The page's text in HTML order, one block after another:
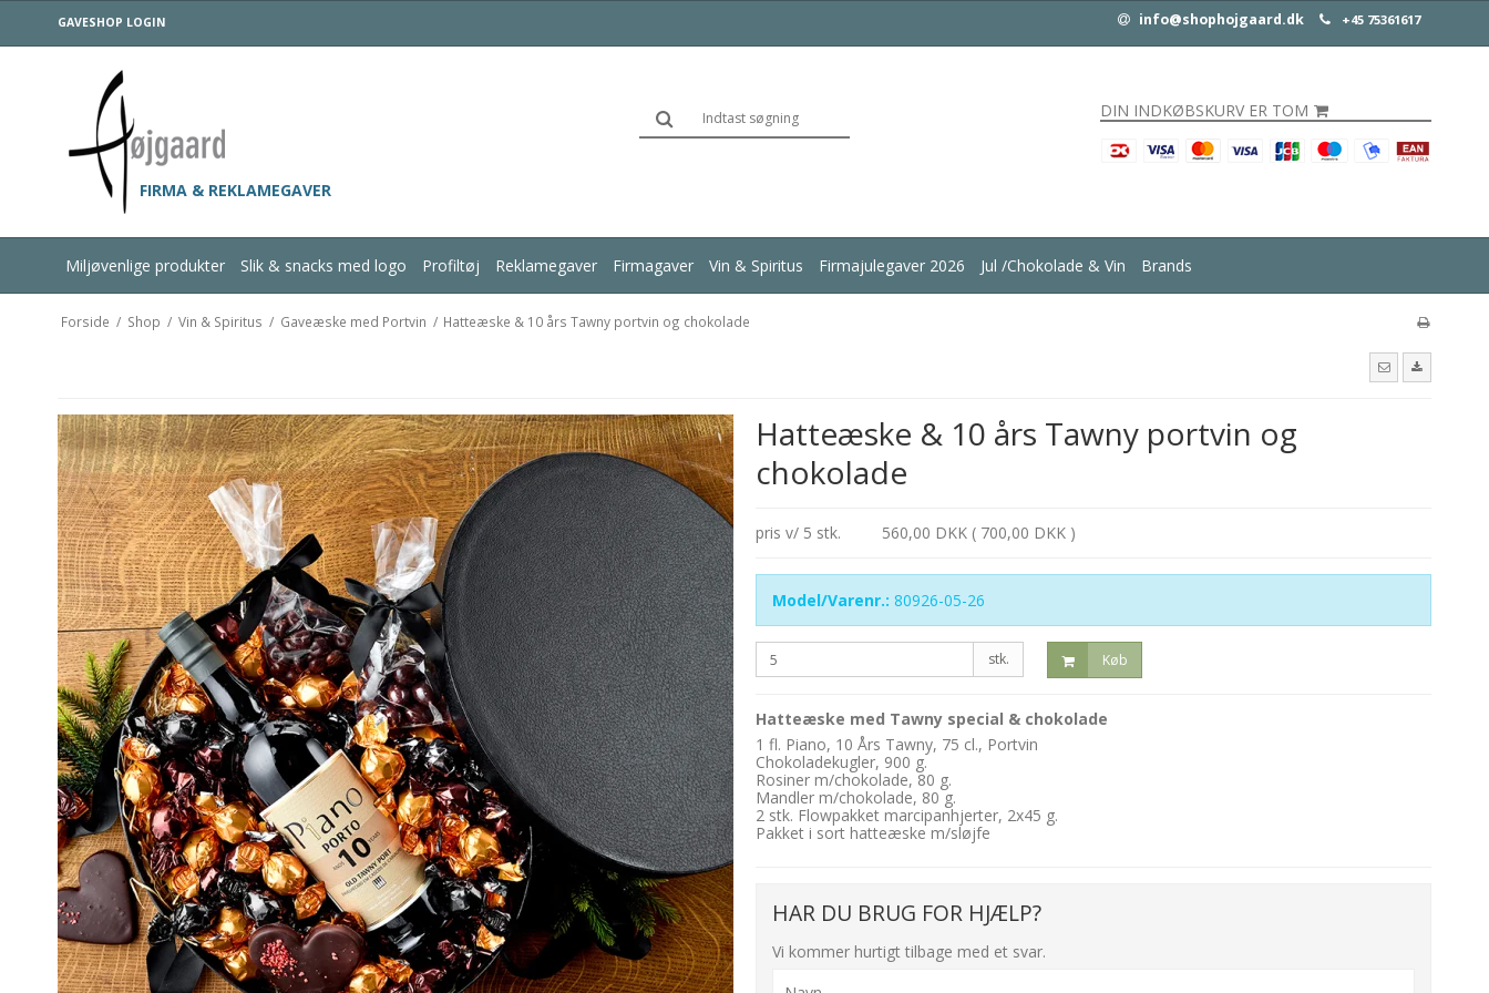
GAVESHOP LOGIN info@shophojgaard.dk +45 75361617
FIRMA & REKLAMEGAVER
DIN INDKØBSKURV ER TOM
Miljøvenlige produkter Slik & snacks med logo Profiltøj Reklamegaver Firmagaver Vin & Spiritus Firmajulegaver 2026 Jul /Chokolade & Vin Brands
Forside / Shop / Vin & Spiritus / Gaveæske med Portvin / Hatteæske & 10 års Tawny portvin og chokolade
Hatteæske & 10 års Tawny portvin og
chokolade
pris v/ 5 stk. 560,00 DKK ( 700,00 DKK )
Model/Varenr.: 80926-05-26
stk. Køb
Hatteæske med Tawny special & chokolade
1 fl. Piano, 10 Års Tawny, 75 cl., Portvin
Chokoladekugler, 900 g.
Rosiner m/chokolade, 80 g.
Mandler m/chokolade, 80 g.
2 stk. Flowpakket marcipanhjerter, 2x45 g.
Pakket i sort hatteæske m/sløjfe
HAR DU BRUG FOR HJÆLP?
Vi kommer hurtigt tilbage med et svar.